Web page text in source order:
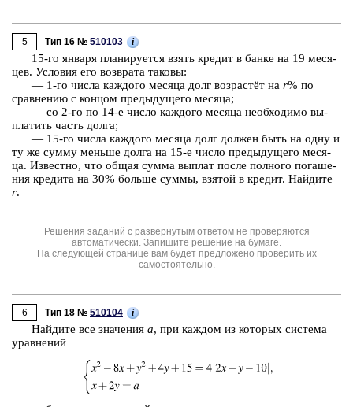
5 Тип 16 № 510103 i
15-го ян­ва­ря пла­ни­ру­ет­ся взять кре­дит в банке на 19 ме­ся­
цев. Усло­вия его воз­вра­та та­ко­вы:
— 1-⁠го числа каж­до­го ме­ся­ца долг воз­растёт на r% по
срав­не­нию с кон­цом преды­ду­ще­го ме­ся­ца;
— со 2-⁠го по 14-⁠е число каж­до­го ме­ся­ца не­об­хо­ди­мо вы­
пла­тить часть долга;
— 15-⁠го числа каж­до­го ме­ся­ца долг дол­жен быть на одну и
ту же сумму мень­ше долга на 15-⁠е число преды­ду­ще­го ме­ся­
ца. Из­вест­но, что общая сумма вы­плат после пол­но­го по­га­ше­
ния кре­ди­та на 30% боль­ше суммы, взя­той в кре­дит. Най­ди­те
r.
Решения заданий с развернутым ответом не проверяются
автоматически. Запишите решение на бумаге.
На следующей странице вам будет предложено проверить их
самостоятельно.
6 Тип 18 № 510104 i
Най­ди­те все зна­че­ния a, при каж­дом из ко­то­рых си­сте­ма
урав­не­ний